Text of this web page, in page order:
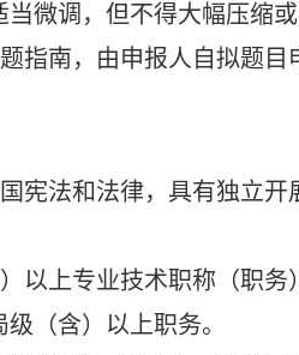
微调，但不得大幅压缩或
指南，由申报人自拟题
宪法和法律，具有独立
以上专业技术职称（职
（含）以上职务。